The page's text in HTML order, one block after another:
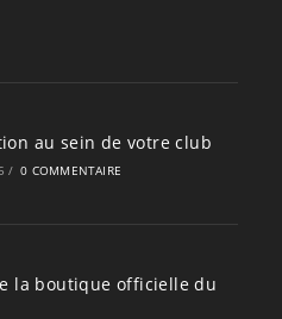
au sein de votre club
/ 0 COMMENTAIRE
la boutique officielle du